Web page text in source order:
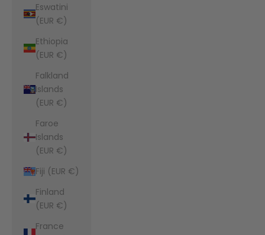
Eswatini
(EUR €)
Ethiopia
(EUR €)
Falkland
Islands
(EUR €)
Faroe
Islands
(EUR €)
Fiji (EUR €)
Finland
(EUR €)
France